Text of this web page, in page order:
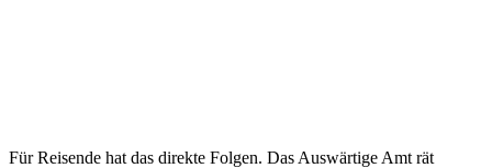
Für Reisende hat das direkte Folgen. Das Auswärtige Amt rät